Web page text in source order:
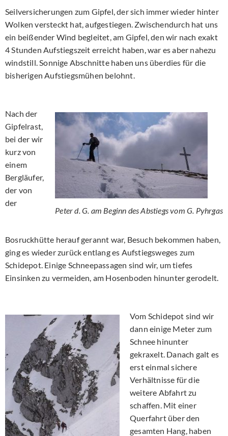
Seilversicherungen zum Gipfel, der sich immer wieder hinter
Wolken versteckt hat, aufgestiegen. Zwischendurch hat uns
ein beißender Wind begleitet, am Gipfel, den wir nach exakt
4 Stunden Aufstiegszeit erreicht haben, war es aber nahezu
windstill. Sonnige Abschnitte haben uns überdies für die
bisherigen Aufstiegsmühen belohnt.
Peter d. G. am Beginn des Abstiegs vom G. Pyhrgas
Nach der
Gipfelrast,
bei der wir
kurz von
einem
Bergläufer,
der von
der
Bosruckhütte herauf gerannt war, Besuch bekommen haben,
ging es wieder zurück entlang es Aufstiegsweges zum
Schidepot. Einige Schneepassagen sind wir, um tiefes
Einsinken zu vermeiden, am Hosenboden hinunter gerodelt.
Vom Schidepot sind wir
dann einige Meter zum
Schnee hinunter
gekraxelt. Danach galt es
erst einmal sichere
Verhältnisse für die
weitere Abfahrt zu
schaffen. Mit einer
Querfahrt über den
gesamten Hang, haben